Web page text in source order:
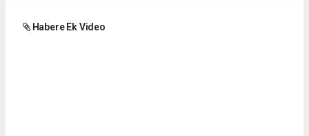
Habere Ek Video